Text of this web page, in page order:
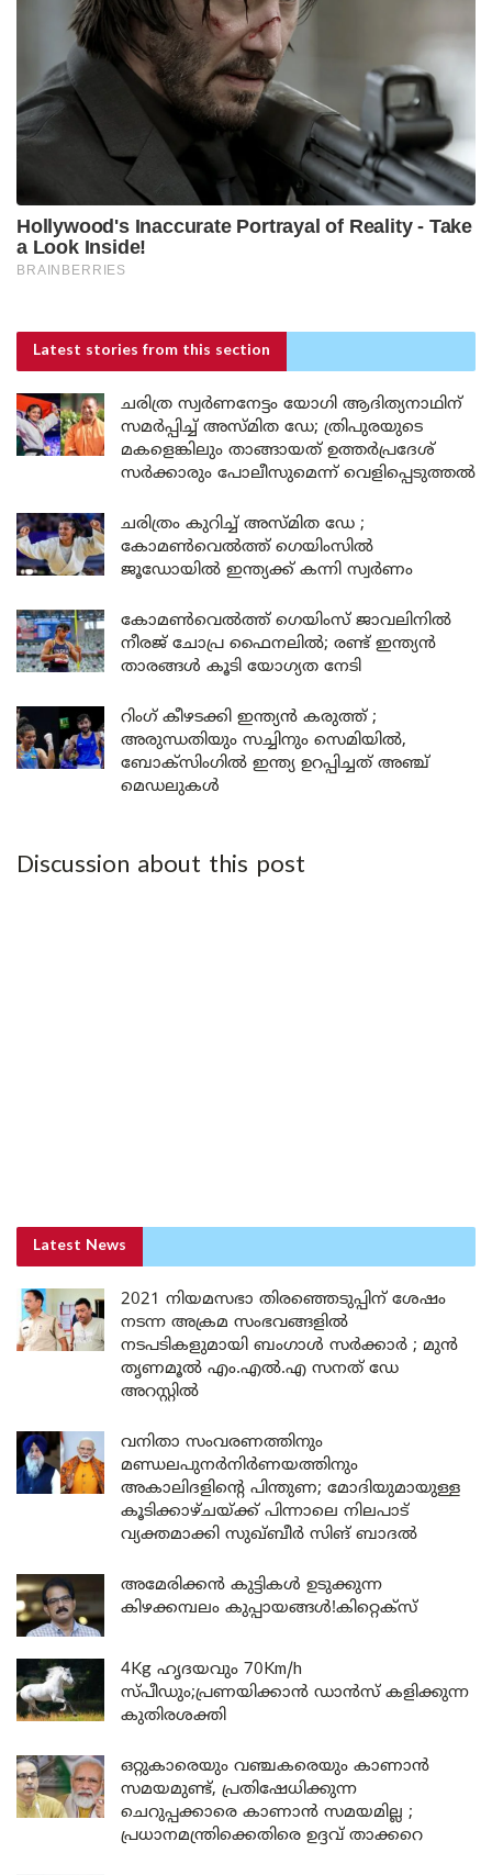
Latest stories from this section
ചരിത്ര സ്വർണനേട്ടം യോഗി ആദിത്യനാഥിന്
സമർപ്പിച്ച് അസ്മിത ഡേ; ത്രിപുരയുടെ
മകളെങ്കിലും താങ്ങായത് ഉത്തർപ്രദേശ്
സർക്കാരും പോലീസുമെന്ന് വെളിപ്പെടുത്തൽ
ചരിത്രം കുറിച്ച് അസ്മിത ഡേ ;
കോമൺവെൽത്ത് ഗെയിംസിൽ
ജൂഡോയിൽ ഇന്ത്യക്ക് കന്നി സ്വർണം
കോമൺവെൽത്ത് ഗെയിംസ് ജാവലിനിൽ
നീരജ് ചോപ്ര ഫൈനലിൽ; രണ്ട് ഇന്ത്യൻ
താരങ്ങൾ കൂടി യോഗ്യത നേടി
റിംഗ് കീഴടക്കി ഇന്ത്യൻ കരുത്ത് ;
അരുന്ധതിയും സച്ചിനും സെമിയിൽ,
ബോക്സിംഗിൽ ഇന്ത്യ ഉറപ്പിച്ചത് അഞ്ച്
മെഡലുകൾ
Discussion about this post
Latest News
2021 നിയമസഭാ തിരഞ്ഞെടുപ്പിന് ശേഷം
നടന്ന അക്രമ സംഭവങ്ങളിൽ
നടപടികളുമായി ബംഗാൾ സർക്കാർ ; മുൻ
തൃണമൂൽ എം.എൽ.എ സനത് ഡേ
അറസ്റ്റിൽ
വനിതാ സംവരണത്തിനും
മണ്ഡലപുനർനിർണയത്തിനും
അകാലിദളിന്റെ പിന്തുണ; മോദിയുമായുള്ള
കൂടിക്കാഴ്ചയ്ക്ക് പിന്നാലെ നിലപാട്
വ്യക്തമാക്കി സുഖ്ബീർ സിങ് ബാദൽ
അമേരിക്കൻ കുട്ടികൾ ഉടുക്കുന്ന
കിഴക്കമ്പലം കുപ്പായങ്ങൾ!കിറ്റെക്സ്
4Kg ഹൃദയവും 70Km/h
സ്പീഡും;പ്രണയിക്കാൻ ഡാൻസ് കളിക്കുന്ന
കുതിരശക്തി
ഒറ്റുകാരെയും വഞ്ചകരെയും കാണാൻ
സമയമുണ്ട്, പ്രതിഷേധിക്കുന്ന
ചെറുപ്പക്കാരെ കാണാൻ സമയമില്ല ;
പ്രധാനമന്ത്രിക്കെതിരെ ഉദ്ദവ് താക്കറെ